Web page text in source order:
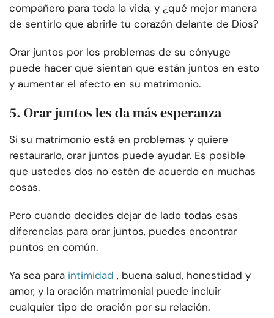
compañero para toda la vida, y ¿qué mejor manera
de sentirlo que abrirle tu corazón delante de Dios?
Orar juntos por los problemas de su cónyuge
puede hacer que sientan que están juntos en esto
y aumentar el afecto en su matrimonio.
5. Orar juntos les da más esperanza
Si su matrimonio está en problemas y quiere
restaurarlo, orar juntos puede ayudar. Es posible
que ustedes dos no estén de acuerdo en muchas
cosas.
Pero cuando decides dejar de lado todas esas
diferencias para orar juntos, puedes encontrar
puntos en común.
Ya sea para intimidad , buena salud, honestidad y
amor, y la oración matrimonial puede incluir
cualquier tipo de oración por su relación.